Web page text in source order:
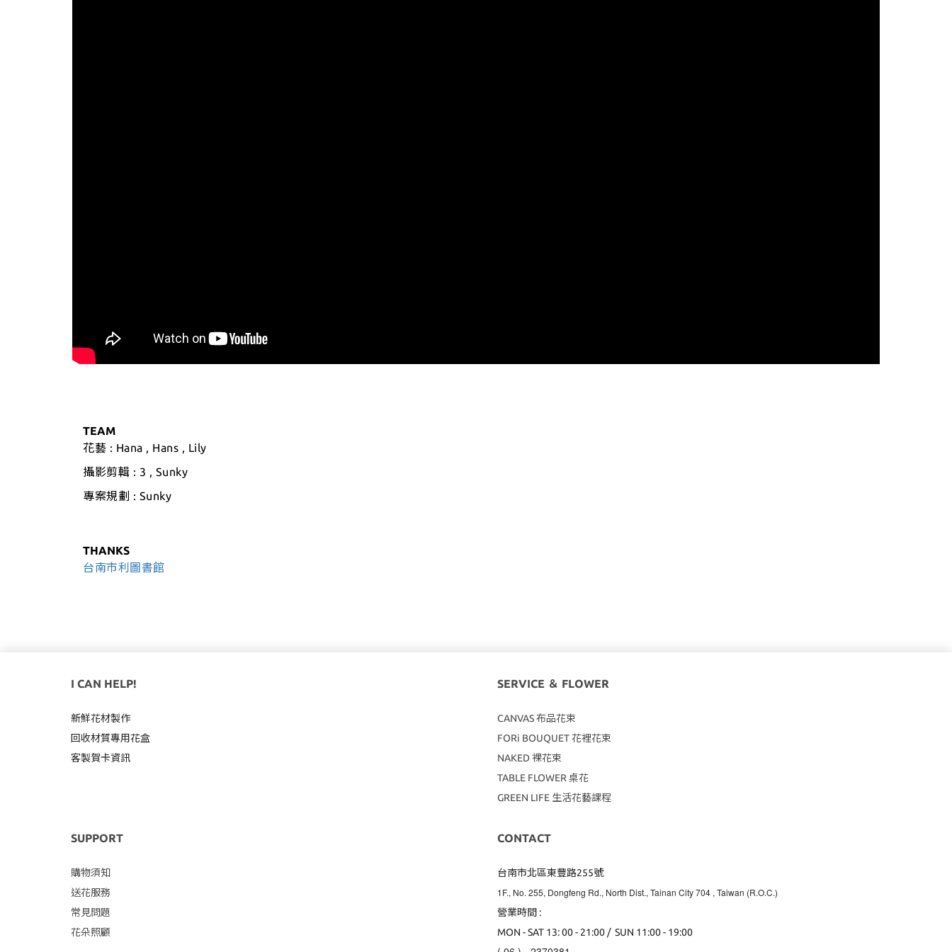
TEAM
花藝 : Hana , Hans , Lily
攝影剪輯 : 3 , Sunky
專案規劃 : Sunky
THANKS
台南市利圖書館
I CAN HELP!
新鮮花材製作
回收材質專用花盒
客製賀卡資訊
SERVICE ＆ FLOWER
CANVAS布品花束
FORi BOUQUET 花裡花束
NAKED 裸花束
TABLE FLOWER 桌花
GREEN LIFE 生活花藝課程
SUPPORT
購物須知
送花服務
常見問題
花朵照顧
CONTACT
台南市北區東豐路255號
1F., No. 255, Dongfeng Rd., North Dist., Tainan City 704 , Taiwan (R.O.C.)
營業時間 :
MON - SAT 13: 00 - 21:00 / SUN 11:00 - 19:00